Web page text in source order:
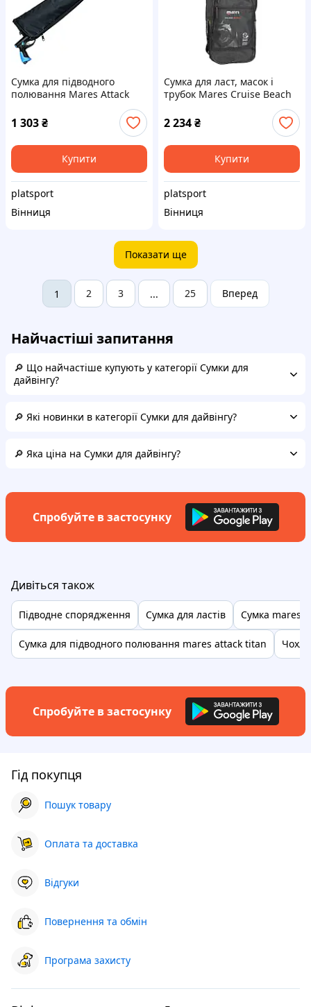
Сумка для підводного
полювання Mares Attack
1 303₴
Купити
platsport
Вінниця
Сумка для ласт, масок і
трубок Mares Cruise Beach
2 234₴
Купити
platsport
Вінниця
Показати ще
1 2 3 ... 25 Вперед
Найчастіші запитання
🔎 Що найчастіше купують у категорії Сумки для
дайвінгу?
🔎 Які новинки в категорії Сумки для дайвінгу?
🔎 Яка ціна на Сумки для дайвінгу?
Спробуйте в застосунку
Дивіться також
Підводне спорядження Сумка для ластів Сумка mares
Сумка для підводного полювання mares attack titan
Спробуйте в застосунку
Гід покупця
Пошук товару
Оплата та доставка
Відгуки
Повернення та обмін
Програма захисту